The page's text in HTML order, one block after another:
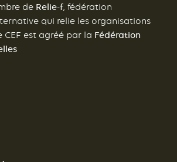
de Relie-f , fédération
qui relie les organisations
CEF est agréé par la Fédération